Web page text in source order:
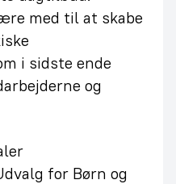
med til at skabe
i sidste ende
og
for Børn og